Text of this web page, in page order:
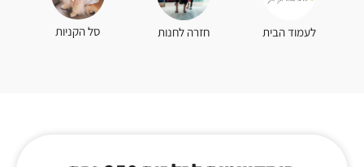
לעמוד הבית חזרה לחנות סל הקניות